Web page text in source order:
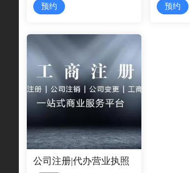
预约 预约
公司注册|代办营业执照